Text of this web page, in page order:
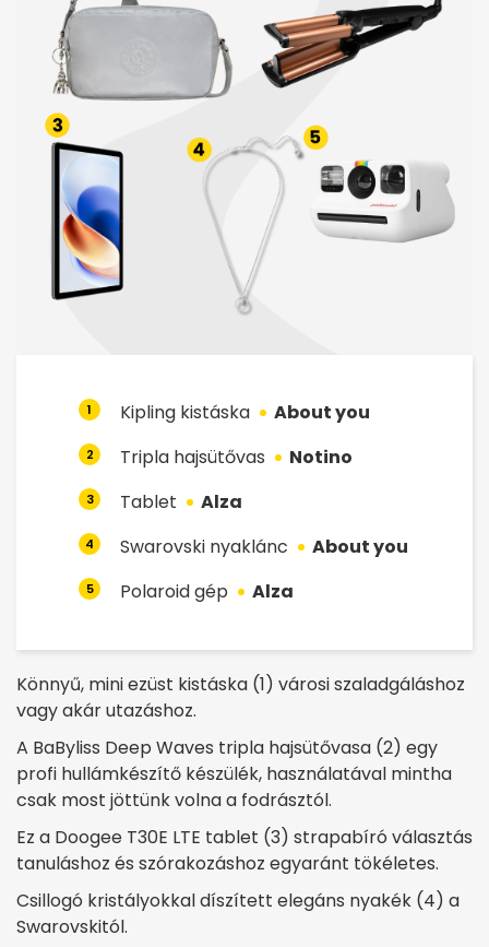
1 Kipling kistáska About you
2 Tripla hajsütővas Notino
3 Tablet Alza
4 Swarovski nyaklánc About you
5 Polaroid gép Alza
Könnyű, mini ezüst kistáska (1) városi szaladgáláshoz
vagy akár utazáshoz.
A BaByliss Deep Waves tripla hajsütővasa (2) egy
profi hullámkészítő készülék, használatával mintha
csak most jöttünk volna a fodrásztól.
Ez a Doogee T30E LTE tablet (3) strapabíró választás
tanuláshoz és szórakozáshoz egyaránt tökéletes.
Csillogó kristályokkal díszített elegáns nyakék (4) a
Swarovskitól.